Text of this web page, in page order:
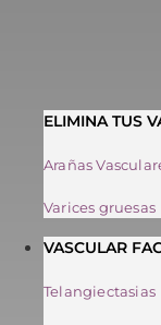
ELIMINA TUS
Arañas
Varices gruesas
VASCULAR
Telangiectasias